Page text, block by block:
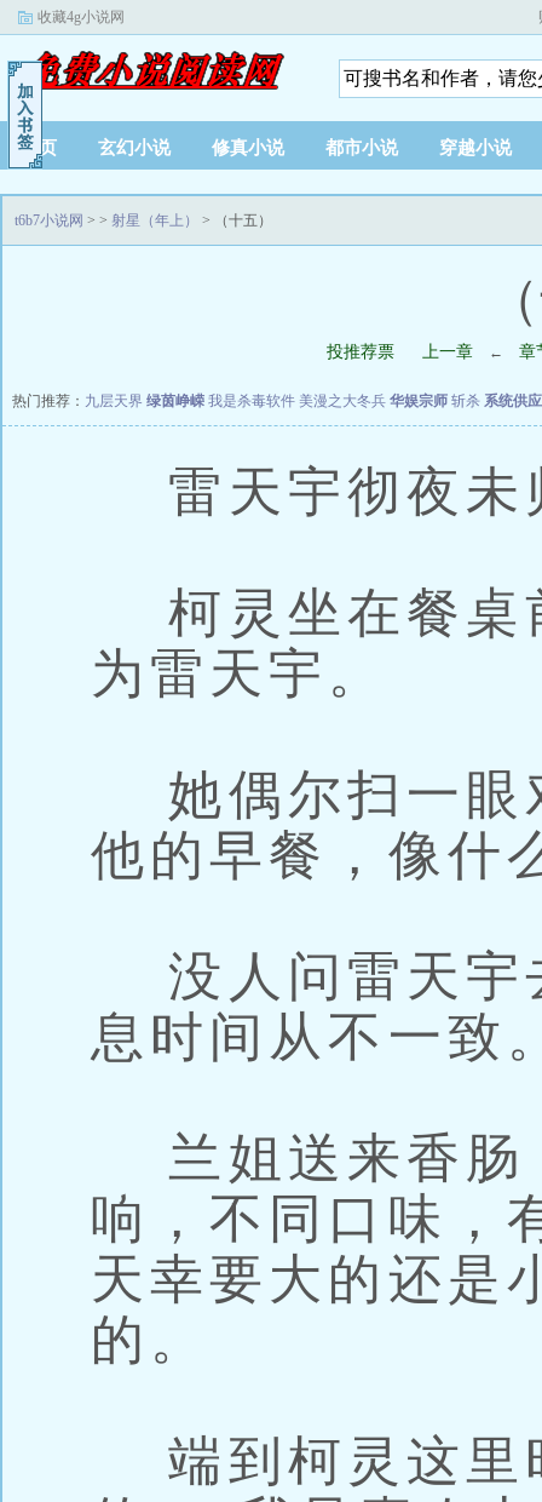
收藏4g小说网
首页 玄幻小说 修真小说 都市小说 穿越小说
t6b7小说网 > > 射星（年上） > （十五）
投推荐票 上一章 ← 章
热门推荐： 九层天界 绿茵峥嵘 我是杀毒软件 美漫之大冬兵 华娱宗师 斩杀 系统供
雷天宇彻夜未
柯灵坐在餐桌
为雷天宇。
她偶尔扫一眼
他的早餐，像什
没人问雷天宇
息时间从不一致
兰姐送来香肠
响，不同口味，
天幸要大的还是
的。
端到柯灵这里